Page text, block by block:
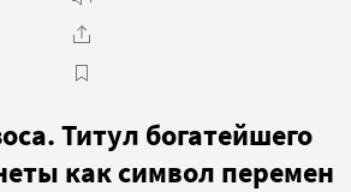
Титул богатейшего
как символ перемен